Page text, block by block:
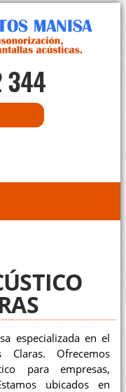
344
especializada en el
Claras. Ofrecemos
para empresas,
ubicados en